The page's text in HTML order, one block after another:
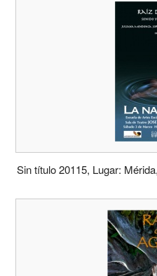
Sin título 20115, Lugar: